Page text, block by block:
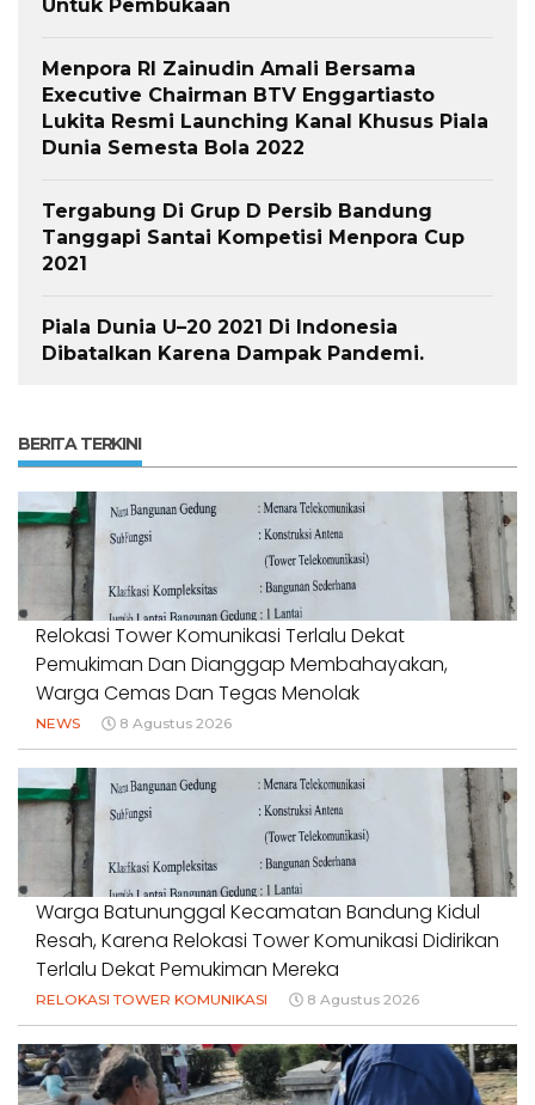
Untuk Pembukaan
Menpora RI Zainudin Amali Bersama
Executive Chairman BTV Enggartiasto
Lukita Resmi Launching Kanal Khusus Piala
Dunia Semesta Bola 2022
Tergabung Di Grup D Persib Bandung
Tanggapi Santai Kompetisi Menpora Cup
2021
Piala Dunia U–20 2021 Di Indonesia
Dibatalkan Karena Dampak Pandemi.
BERITA TERKINI
Relokasi Tower Komunikasi Terlalu Dekat
Pemukiman Dan Dianggap Membahayakan,
Warga Cemas Dan Tegas Menolak
NEWS 8 Agustus 2026
Warga Batununggal Kecamatan Bandung Kidul
Resah, Karena Relokasi Tower Komunikasi Didirikan
Terlalu Dekat Pemukiman Mereka
RELOKASI TOWER KOMUNIKASI 8 Agustus 2026